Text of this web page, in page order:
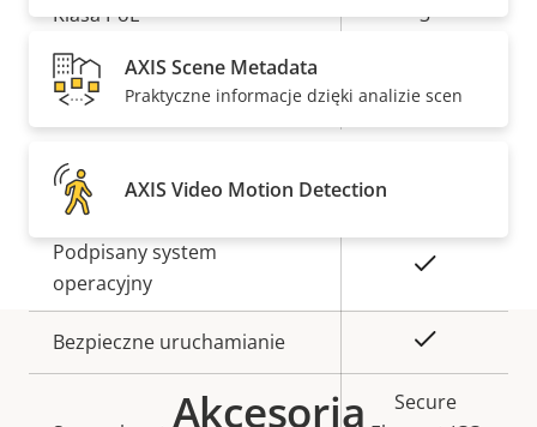
Opis
Wartość
Klasa PoE 3
Komunikacja
bezprzewodowa
–
Bezpieczeństwo
Opis
nieruchomości
Podpisany system
operacyjny
Bezpieczne uruchamianie
Secure
AXIS Scene Metadata
Praktyczne informacje dzięki analizie scen
AXIS Video Motion Detection
Akcesoria